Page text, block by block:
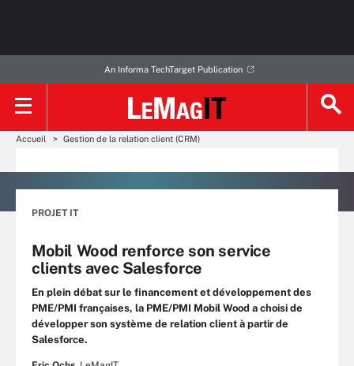
An Informa TechTarget Publication
Accueil Gestion de la relation client (CRM)
PROJET IT
Mobil Wood renforce son service
clients avec Salesforce
En plein débat sur le financement et développement des
PME/PMI françaises, la PME/PMI Mobil Wood a choisi de
développer son système de relation client à partir de
Salesforce.